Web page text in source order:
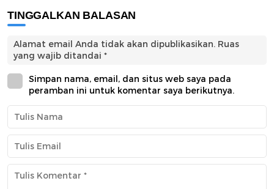
TINGGALKAN BALASAN
Alamat email Anda tidak akan dipublikasikan. Ruas
yang wajib ditandai *
Simpan nama, email, dan situs web saya pada
peramban ini untuk komentar saya berikutnya.